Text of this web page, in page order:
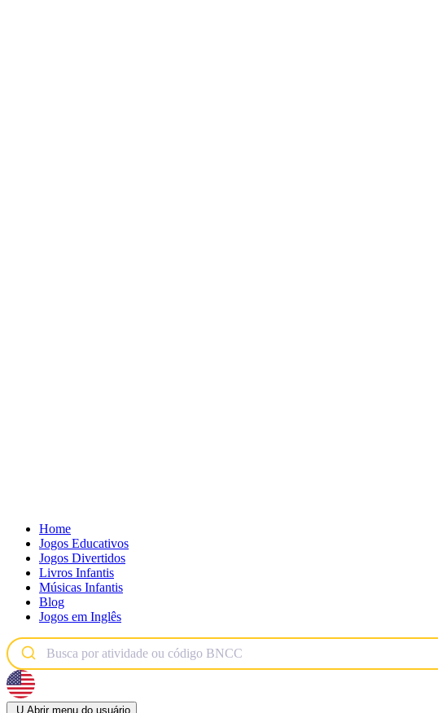
Home
Jogos Educativos
Jogos Divertidos
Livros Infantis
Músicas Infantis
Blog
Jogos em Inglês
U Abrir menu do usuário